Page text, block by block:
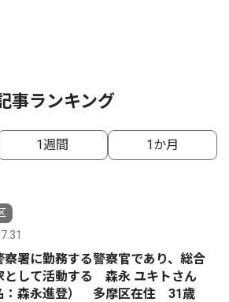
事ランキング
1週間 1か月
察署に勤務する警察官であり、総合
として活動する 森永 ユキトさん
：森永進登） 多摩区在住 31歳